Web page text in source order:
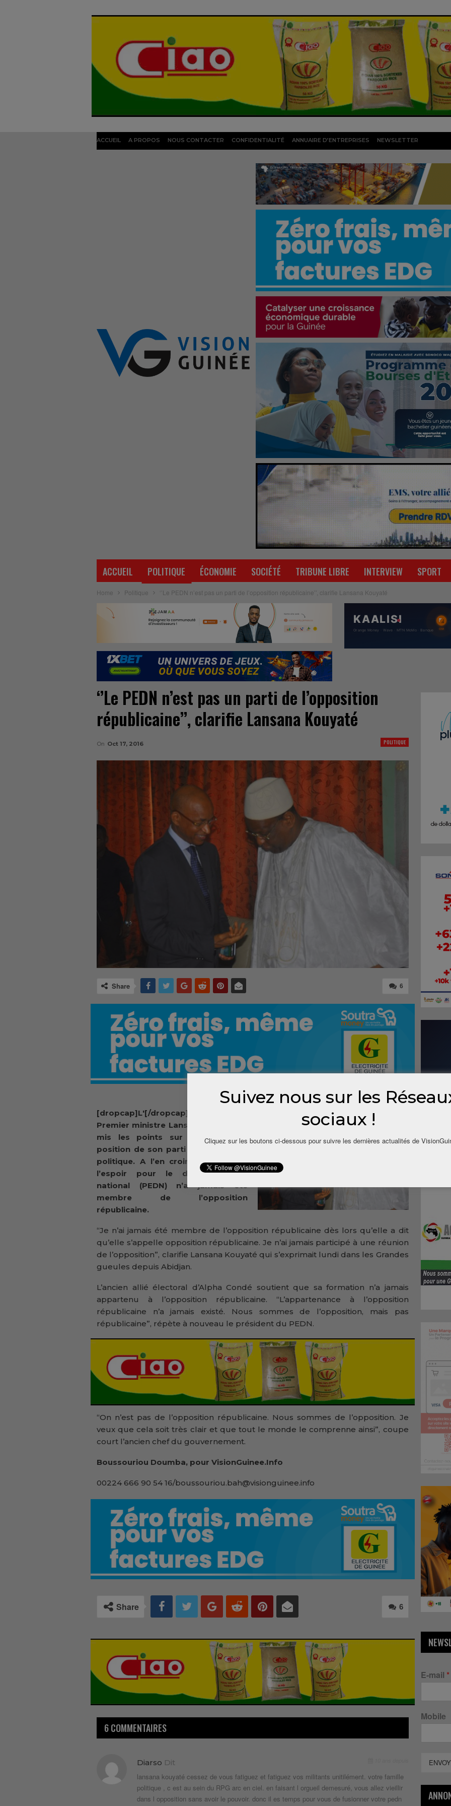
ACCUEIL A PROPOS NOUS CONTACTER CONFIDENTIALITÉ ANNUAIRE D’ENTREPRISES NEWSLETTER
ACCUEIL POLITIQUE ÉCONOMIE SOCIÉTÉ TRIBUNE LIBRE INTERVIEW SPORT
Home Politique ‘’Le PEDN n’est pas un parti de l’opposition républicaine’’, clarifie Lansana Kouyaté
‘’Le PEDN n’est pas un parti de l’opposition
républicaine’’, clarifie Lansana Kouyaté
POLITIQUE
On Oct 17, 2016
6
Share
[dropcap]L'[/dropcap]ancien
Premier ministre Lansana Kouyaté a
mis les points sur les ‘i’ sur la
position de son parti sur l’échiquier
politique. A l’en croire, le Parti de
l’espoir pour le développement
national (PEDN) n’a jamais été
membre de l’opposition
républicaine.
“Je n’ai jamais été membre de l’opposition républicaine dès lors qu’elle a dit
qu’elle s’appelle opposition républicaine. Je n’ai jamais participé à une réunion
de l’opposition”, clarifie Lansana Kouyaté qui s’exprimait lundi dans les Grandes
gueules depuis Abidjan.
L’ancien allié électoral d’Alpha Condé soutient que sa formation n’a jamais
appartenu à l’opposition républicaine. “L’appartenance à l’opposition
républicaine n’a jamais existé. Nous sommes de l’opposition, mais pas
républicaine”, répète à nouveau le président du PEDN.
“On n’est pas de l’opposition républicaine. Nous sommes de l’opposition. Je
veux que cela soit très clair et que tout le monde le comprenne ainsi”, coupe
court l’ancien chef du gouvernement.
Boussouriou Doumba, pour VisionGuinee.Info
00224 666 90 54 16/boussouriou.bah@visionguinee.info
6
Share
6 COMMENTAIRES
Diarso Dit
lansana kouyaté cessez de vous fatiguez et fatiguez vos militants unitilément. votre famille
politique , c est au sein du RPG arc en ciel. en faisant l orgueil demesuré, vous allez vieillir
dans l opposition sans avoir le pouvoir. donc il es temps pour vous de fusionner votre pedn
E-mail *
Mobile
Suivez nous sur les
sociaux !
Cliquez sur les boutons ci-dessous pour suivre les dernières actualités de